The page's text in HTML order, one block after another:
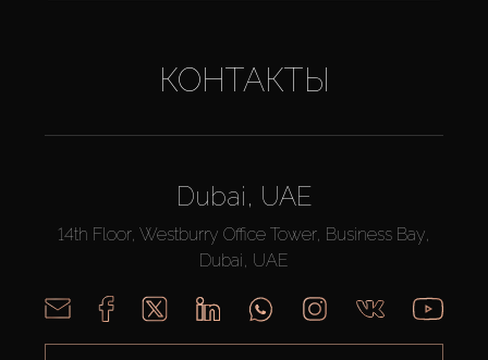
КОНТАКТЫ
Dubai, UAE
14th Floor, Westburry Office Tower, Business Bay,
Dubai, UAE